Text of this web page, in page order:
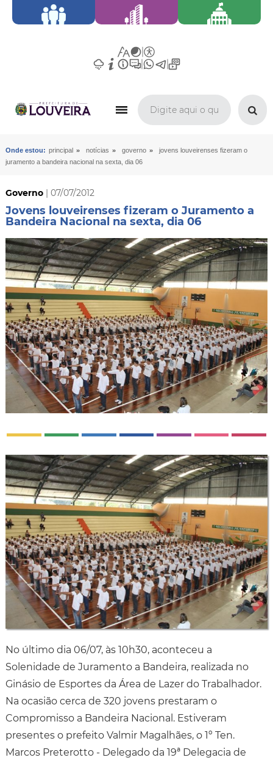
Onde estou: principal » notícias » governo »
jovens louveirenses fizeram o
juramento a bandeira nacional na sexta, dia 06
Governo| 07/07/2012
Jovens louveirenses fizeram o Juramento a
Bandeira Nacional na sexta, dia 06
No último dia 06/07, às 10h30, aconteceu a
Solenidade de Juramento a Bandeira, realizada no
Ginásio de Esportes da Área de Lazer do Trabalhador.
Na ocasião cerca de 320 jovens prestaram o
Compromisso a Bandeira Nacional. Estiveram
presentes o prefeito Valmir Magalhães, o 1º Ten.
Marcos Preterotto - Delegado da 19ª Delegacia de